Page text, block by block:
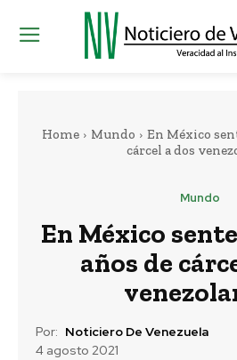
Home Mundo
En México
cárcel a dos
Mundo
En México
años de
Por: Noticiero De Venezuela
4 agosto 2021